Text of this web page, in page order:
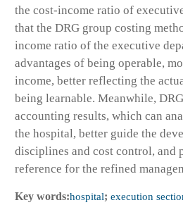
the cost-income ratio of
that the DRG group costing
income ratio of the executive
advantages of being operable,
income, better reflecting the
being learnable. Meanwhile,
accounting results, which can
the hospital, better guide the
disciplines and cost control, and
reference for the refined
Key words:hospital; execution